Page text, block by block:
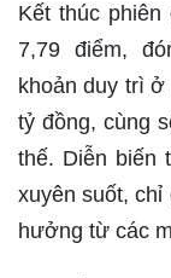
Kết thúc phiên
7,79 điểm,
khoản duy trì
tỷ đồng, cùng
thế. Diễn biến
xuyên suốt, chỉ
hưởng từ các